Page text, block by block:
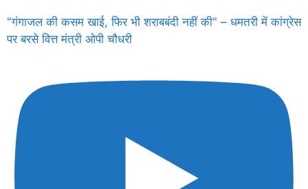
"गंगाजल की कसम खाई, फिर भी शराबबंदी नहीं की" – धमतरी में कांग्रेस
पर बरसे वित्त मंत्री ओपी चौधरी